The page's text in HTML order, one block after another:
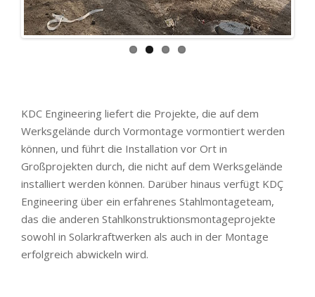
KDC Engineering liefert die Projekte, die auf dem
Werksgelände durch Vormontage vormontiert werden
können, und führt die Installation vor Ort in
Großprojekten durch, die nicht auf dem Werksgelände
installiert werden können. Darüber hinaus verfügt KDÇ
Engineering über ein erfahrenes Stahlmontageteam,
das die anderen Stahlkonstruktionsmontageprojekte
sowohl in Solarkraftwerken als auch in der Montage
erfolgreich abwickeln wird.